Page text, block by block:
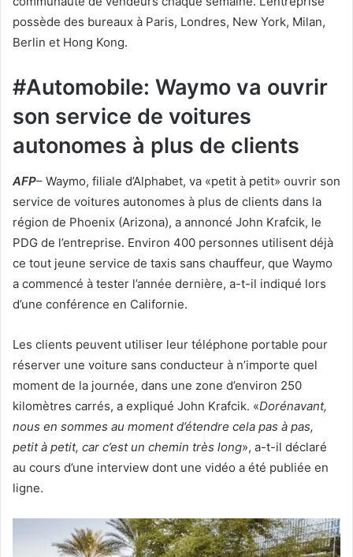
possède des bureaux à Paris, Londres, New York, Milan,
Berlin et Hong Kong.
#Automobile: Waymo va ouvrir
son service de voitures
autonomes à plus de clients
AFP– Waymo, filiale d’Alphabet, va «petit à petit» ouvrir son
service de voitures autonomes à plus de clients dans la
région de Phoenix (Arizona), a annoncé John Krafcik, le
PDG de l’entreprise. Environ 400 personnes utilisent déjà
ce tout jeune service de taxis sans chauffeur, que Waymo
a commencé à tester l’année dernière, a-t-il indiqué lors
d’une conférence en Californie.
Les clients peuvent utiliser leur téléphone portable pour
réserver une voiture sans conducteur à n’importe quel
moment de la journée, dans une zone d’environ 250
kilomètres carrés, a expliqué John Krafcik. «Dorénavant,
nous en sommes au moment d’étendre cela pas à pas,
petit à petit, car c’est un chemin très long», a-t-il déclaré
au cours d’une interview dont une vidéo a été publiée en
ligne.